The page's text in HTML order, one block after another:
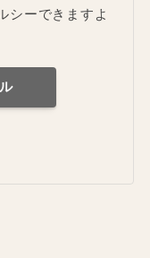
シーできますよ